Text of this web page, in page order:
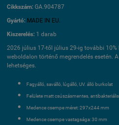
Cikkszám: GA.904787
Gyártó: MADE IN EU.
Kiszerelés: 1 darab
2026 július 17-től július 29-ig további 10%
weboldalon történő megrendelés esetén.
lehetséges.
Fagyálló, saválló, lúgálló, UV. álló burkolat
Felülete matt csúszásmentes, antibakteriális
Medence csempe méret: 297x244 mm
Medence csempe vastagsága: 30 mm